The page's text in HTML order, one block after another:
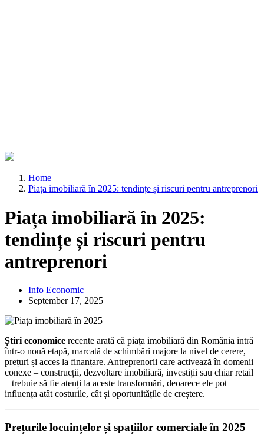
Home
Piața imobiliară în 2025: tendințe și riscuri pentru antreprenori
Piața imobiliară în 2025:
tendințe și riscuri pentru
antreprenori
Info Economic
September 17, 2025
Știri economice recente arată că piața imobiliară din România intră
într-o nouă etapă, marcată de schimbări majore la nivel de cerere,
prețuri și acces la finanțare. Antreprenorii care activează în domenii
conexe – construcții, dezvoltare imobiliară, investiții sau chiar retail
– trebuie să fie atenți la aceste transformări, deoarece ele pot
influența atât costurile, cât și oportunitățile de creștere.
Prețurile locuințelor și spațiilor comerciale în 2025